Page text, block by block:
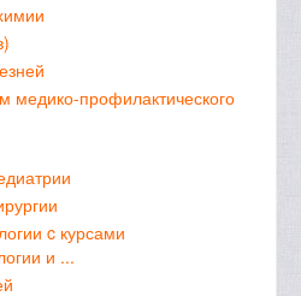
медико-профилактического
c курсами
и ...